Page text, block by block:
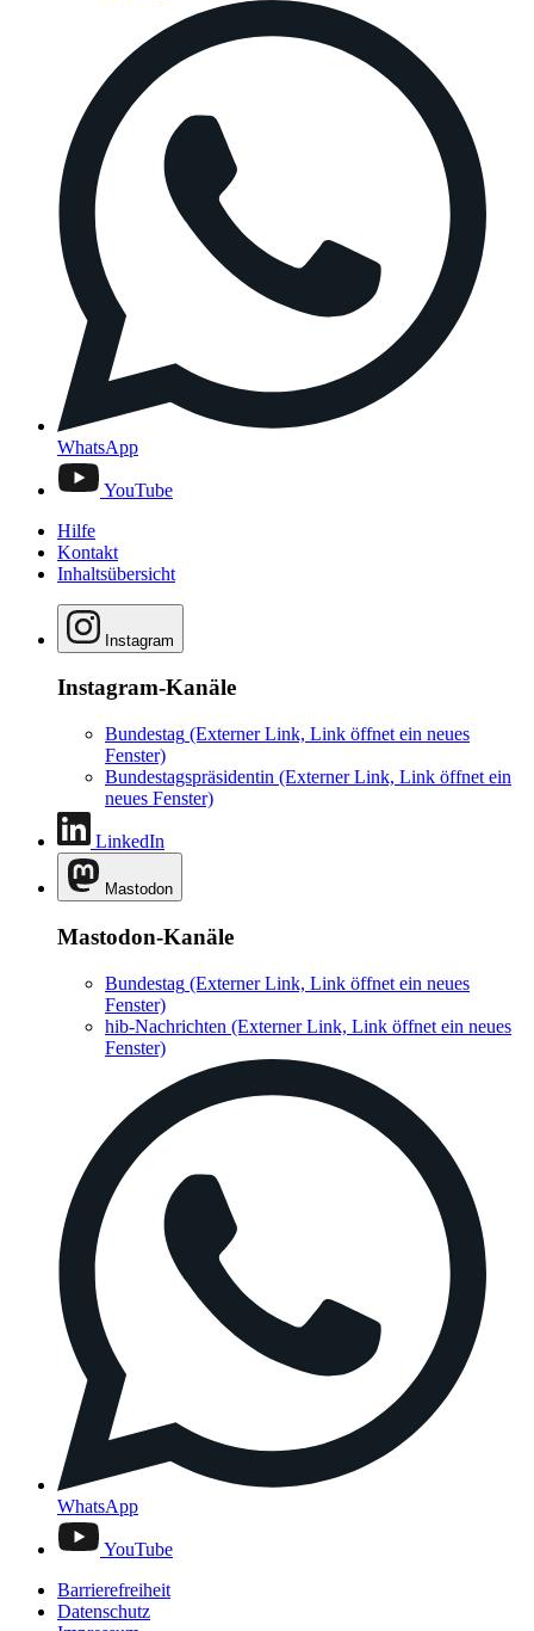
WhatsApp
YouTube
Hilfe
Kontakt
Inhaltsübersicht
Instagram
Instagram-Kanäle
Bundestag (Externer Link, Link öffnet ein neues
Fenster)
Bundestagspräsidentin (Externer Link, Link öffnet ein
neues Fenster)
LinkedIn
Mastodon
Mastodon-Kanäle
Bundestag (Externer Link, Link öffnet ein neues
Fenster)
hib-Nachrichten (Externer Link, Link öffnet ein neues
Fenster)
WhatsApp
YouTube
Barrierefreiheit
Datenschutz